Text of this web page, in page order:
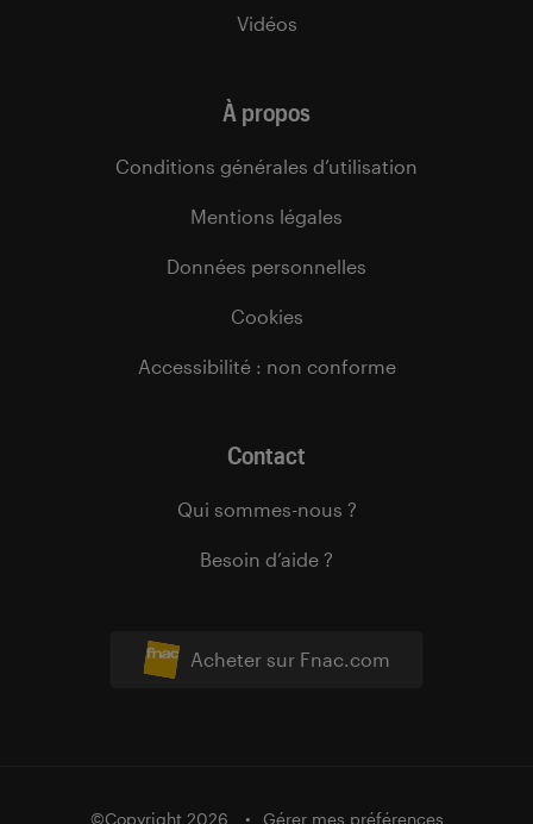
Acheter sur Fnac.com
Vidéos
À propos
Conditions générales d’utilisation
Mentions légales
Données personnelles
Cookies
Accessibilité : non conforme
Contact
Qui sommes-nous ?
Besoin d’aide ?
©Copyright 2026 Gérer mes préférences